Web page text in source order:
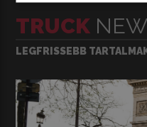
TRUCK
LEGFRISSEBB